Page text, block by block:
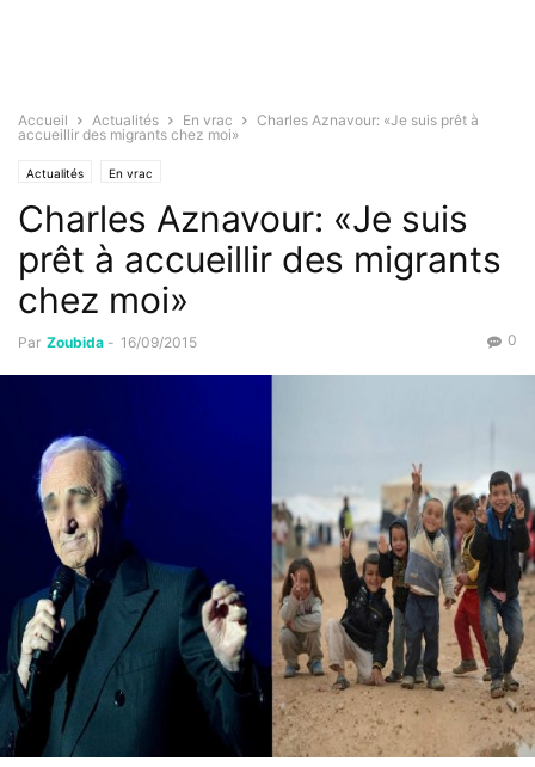
Accueil Actualités En vrac
Charles Aznavour: «Je suis prêt à
accueillir des migrants chez moi»
Actualités En vrac
Charles Aznavour: «Je suis
prêt à accueillir des migrants
chez moi»
Par Zoubida - 16/09/2015 0